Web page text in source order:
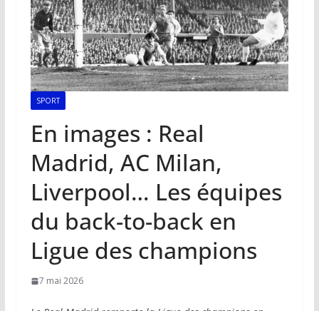
SPORT
En images : Real
Madrid, AC Milan,
Liverpool… Les équipes
du back-to-back en
Ligue des champions
7 mai 2026